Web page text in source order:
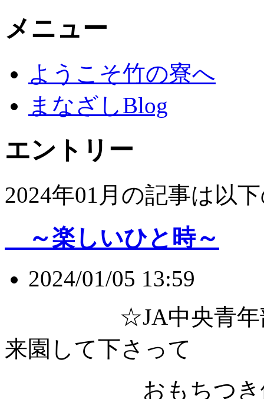
メニュー
ようこそ竹の寮へ
まなざしBlog
エントリー
2024年01月の記事は以
～楽しいひと時～
2024/01/05 13:59
☆JA中央青年部・
来園して下さって
おもちつき体験